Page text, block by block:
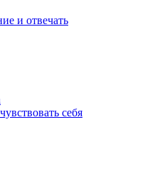
и отвечать
себя